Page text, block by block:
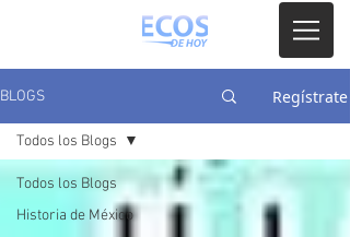
BLOGS Regístrate
Todos los Blogs
Historia de México
Todos los Blogs